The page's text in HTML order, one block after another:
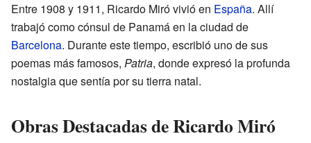
Entre 1908 y 1911, Ricardo Miró vivió en España. Allí
trabajó como cónsul de Panamá en la ciudad de
Barcelona. Durante este tiempo, escribió uno de sus
poemas más famosos, Patria, donde expresó la profunda
nostalgia que sentía por su tierra natal.
Obras Destacadas de Ricardo Miró